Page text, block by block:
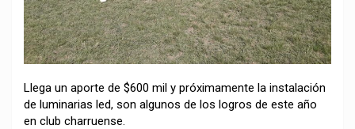
Llega un aporte de $600 mil y próximamente la instalación
de luminarias led, son algunos de los logros de este año
en club charruense.